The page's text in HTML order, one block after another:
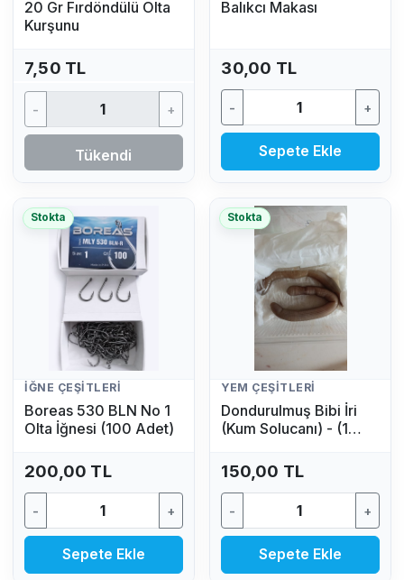
20 Gr Fırdöndülü Olta
Kurşunu
7,50 TL
- +
Tükendi
Balıkcı Makası
30,00 TL
- +
Sepete Ekle
Stokta
İĞNE ÇEŞITLERI
Boreas 530 BLN No 1
Olta İğnesi (100 Adet)
200,00 TL
- +
Sepete Ekle
Stokta
YEM ÇEŞITLERI
Dondurulmuş Bibi İri
(Kum Solucanı) - (1
150,00 TL
- +
Sepete Ekle